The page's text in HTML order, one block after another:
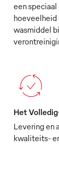
een
hoeveelheid
wasmiddel
Het
Levering en
kwaliteits-